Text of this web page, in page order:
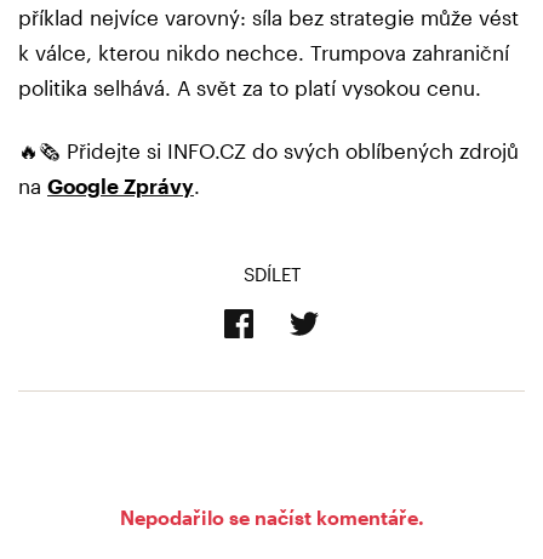
příklad nejvíce varovný: síla bez strategie může vést
k válce, kterou nikdo nechce. Trumpova zahraniční
politika selhává. A svět za to platí vysokou cenu.
🔥🗞️ Přidejte si INFO.CZ do svých oblíbených zdrojů
na Google Zprávy
SDÍLET
Nepodařilo se načíst komentáře.